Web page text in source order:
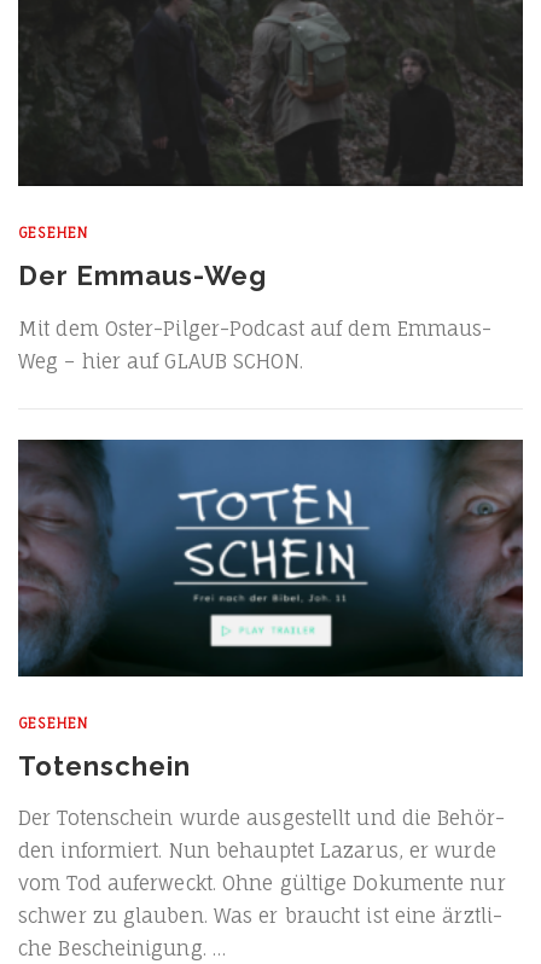
GESEHEN
Der Emmaus-Weg
Mit dem Oster-Pil­­ger-Pod­­cast auf dem Emma­us-
Weg – hier auf GLAUB SCHON.
GESEHEN
Totenschein
Der Toten­schein wur­de aus­ge­stellt und die Behör­
den infor­miert. Nun behaup­tet Laza­rus, er wur­de
vom Tod auf­er­weckt. Ohne gül­ti­ge Doku­men­te nur
schwer zu glau­ben. Was er braucht ist eine ärzt­li­
che Bescheinigung. …